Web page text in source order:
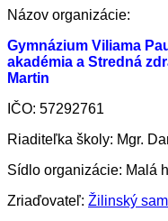
Názov organizácie:
Gymnázium Viliama
akadémia a Stredná
Martin
IČO: 57292761
Riaditeľka školy: Mgr.
Sídlo organizácie: Malá
Zriaďovateľ: Žilinský